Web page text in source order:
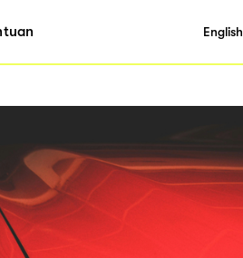
English